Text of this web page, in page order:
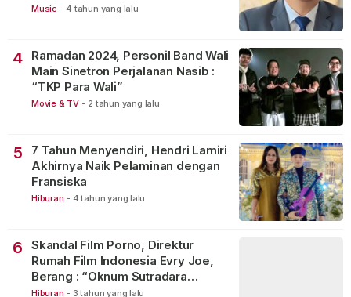
Music - 4 tahun yang lalu
4
Ramadan 2024, Personil Band Wali
Main Sinetron Perjalanan Nasib :
“TKP Para Wali”
Movie & TV - 2 tahun yang lalu
5
7 Tahun Menyendiri, Hendri Lamiri
Akhirnya Naik Pelaminan dengan
Fransiska
Hiburan - 4 tahun yang lalu
6
Skandal Film Porno, Direktur
Rumah Film Indonesia Evry Joe,
Berang : “Oknum Sutradara
Merusak Perfilman Indonesia”!
Hiburan - 3 tahun yang lalu